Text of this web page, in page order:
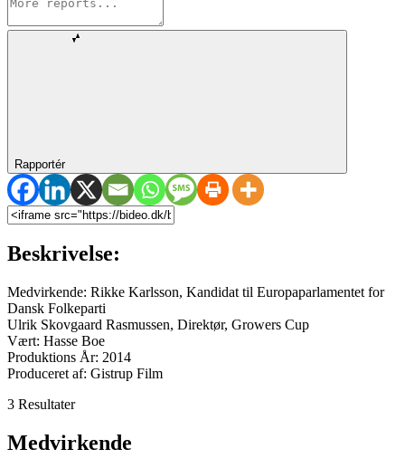
Rapportér
Beskrivelse:
Medvirkende: Rikke Karlsson, Kandidat til Europaparlamentet for
Dansk Folkeparti
Ulrik Skovgaard Rasmussen, Direktør, Growers Cup
Vært: Hasse Boe
Produktions År: 2014
Produceret af: Gistrup Film
3 Resultater
Medvirkende